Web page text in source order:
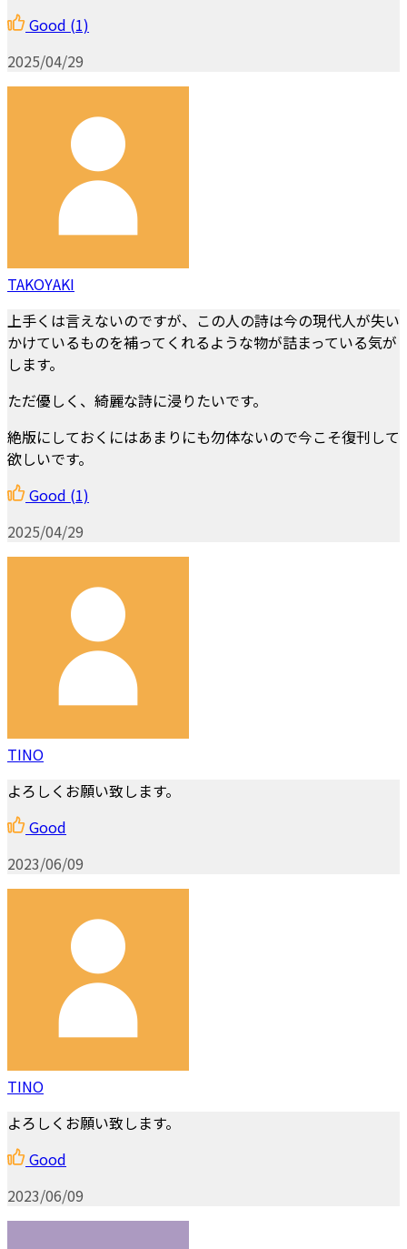
Good (1)
2025/04/29
TAKOYAKI
上手くは言えないのですが、この人の詩は今の現代人が失い
かけているものを補ってくれるような物が詰まっている気が
します。
ただ優しく、綺麗な詩に浸りたいです。
絶版にしておくにはあまりにも勿体ないので今こそ復刊して
欲しいです。
Good (1)
2025/04/29
TINO
よろしくお願い致します。
Good
2023/06/09
TINO
よろしくお願い致します。
Good
2023/06/09